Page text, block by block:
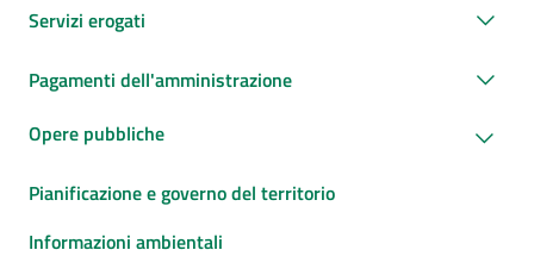
Servizi erogati
Pagamenti dell'amministrazione
Opere pubbliche
Pianificazione e governo del territorio
Informazioni ambientali